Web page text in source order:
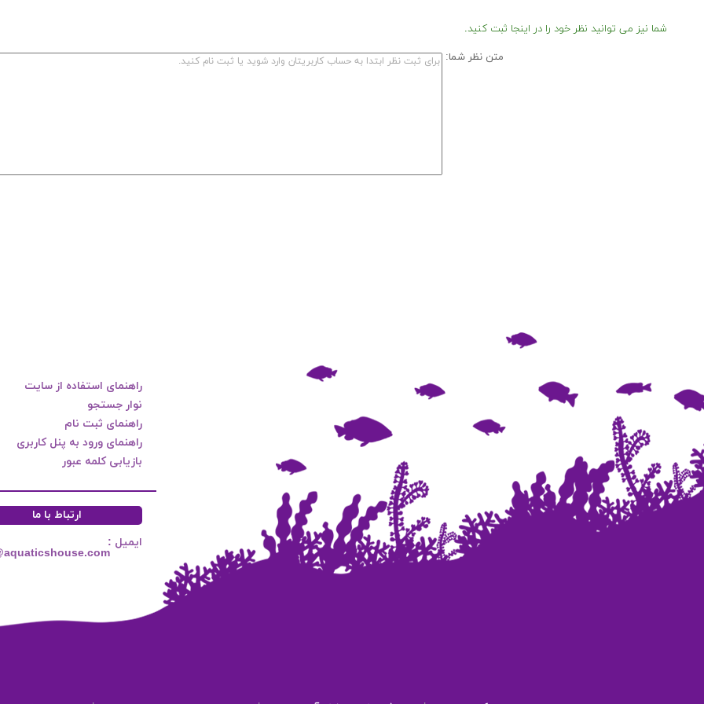
شما نیز می توانید نظر خود را در اینجا ثبت کنید.
متن نظر شما:
راهنمای استفاده از سایت
نوار جستجو
راهنمای ثبت نام
راهنمای ورود به پنل کاربری
بازیابی کلمه عبور
ارتباط با ما
ایمیل :